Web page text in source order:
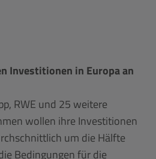
Investitionen in Europa an
RWE und 25 weitere
wollen ihre Investitionen
um die Hälfte
Bedingungen für die